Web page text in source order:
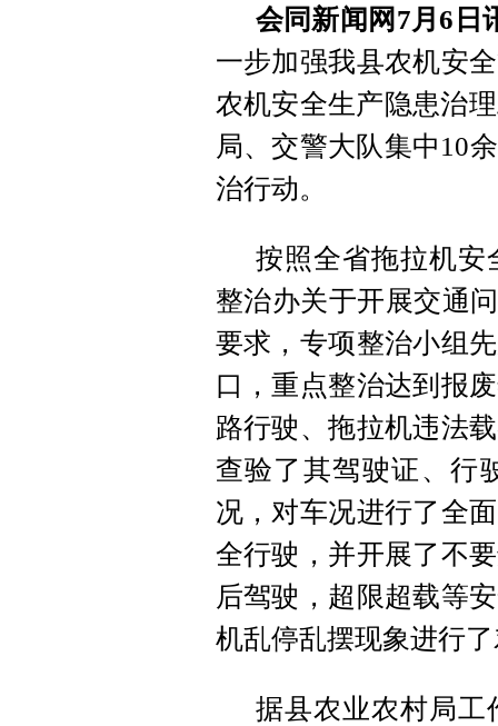
会同新闻网7月6日
一步加强我县农机安
农机安全生产隐患治
局、交警大队集中10
治行动。
按照全省拖拉机安
整治办关于开展交通
要求，专项整治小组
口，重点整治达到报
路行驶、拖拉机违法
查验了其驾驶证、行
况，对车况进行了全
全行驶，并开展了不
后驾驶，超限超载等
机乱停乱摆现象进行
据县农业农村局工